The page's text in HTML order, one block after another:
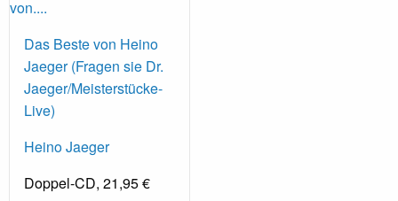
Das Beste von Heino
Jaeger (Fragen sie Dr.
Jaeger/Meisterstücke-
Live)
Heino Jaeger
Doppel-CD, 21,95 €